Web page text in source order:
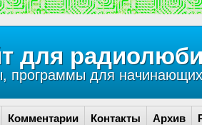
для
программы для
Комментарии Контакты Архив